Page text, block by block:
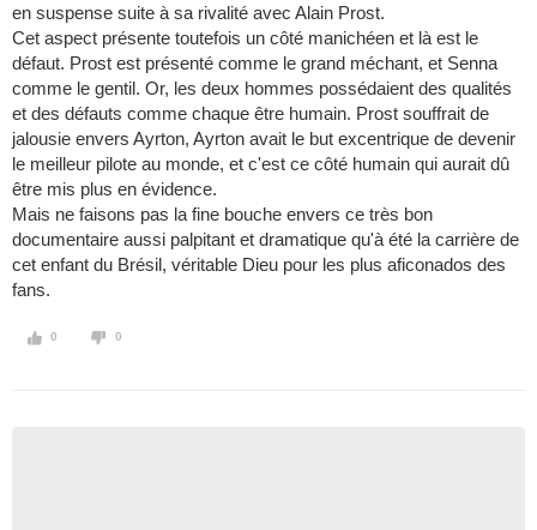
en suspense suite à sa rivalité avec Alain Prost.
Cet aspect présente toutefois un côté manichéen et là est le
défaut. Prost est présenté comme le grand méchant, et Senna
comme le gentil. Or, les deux hommes possédaient des qualités
et des défauts comme chaque être humain. Prost souffrait de
jalousie envers Ayrton, Ayrton avait le but excentrique de devenir
le meilleur pilote au monde, et c'est ce côté humain qui aurait dû
être mis plus en évidence.
Mais ne faisons pas la fine bouche envers ce très bon
documentaire aussi palpitant et dramatique qu'à été la carrière de
cet enfant du Brésil, véritable Dieu pour les plus aficonados des
fans.
0 0